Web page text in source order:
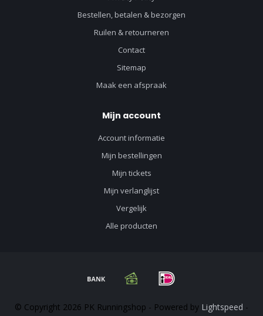
Bestellen, betalen & bezorgen
Ruilen & retourneren
Contact
Sitemap
Maak een afspraak
Mijn account
Account informatie
Mijn bestellingen
Mijn tickets
Mijn verlanglijst
Vergelijk
Alle producten
© Copyright 2026 PK Runningshop - Powered by Lightspeed -